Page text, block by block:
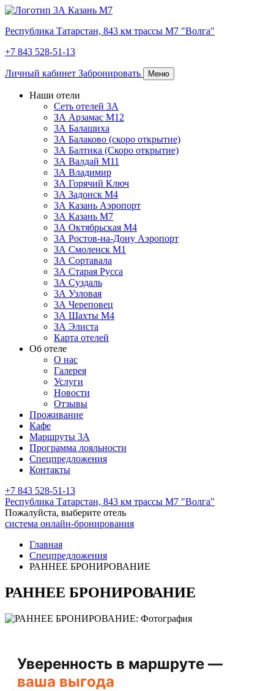
Республика Татарстан, 843 км трассы М7 "Волга"
+7 843 528-51-13
Личный кабинет Забронировать Меню
Наши отели
Сеть отелей 3А
ЗА Арзамас М12
3А Балашиха
3А Балаково (скоро открытие)
3А Балтика (Скоро открытие)
3А Валдай М11
3А Владимир
ЗА Горячий Ключ
3А Задонск М4
3А Казань Аэропорт
3А Казань M7
3А Октябрьская М4
3А Ростов-на-Дону Аэропорт
ЗА Смоленск М1
ЗА Сортавала
3А Старая Русса
3А Суздаль
3А Узловая
3А Череповец
3А Шахты М4
ЗА Элиста
Карта отелей
Об отеле
О нас
Галерея
Услуги
Новости
Отзывы
Проживание
Кафе
Маршруты 3А
Программа лояльности
Спецпредложения
Контакты
+7 843 528-51-13
Республика Татарстан, 843 км трассы М7 "Волга"
Пожалуйста, выберите отель
система онлайн-бронирования
Главная
Спецпредложения
РАННЕЕ БРОНИРОВАНИЕ
РАННЕЕ БРОНИРОВАНИЕ
Уверенность в маршруте —
ваша выгода